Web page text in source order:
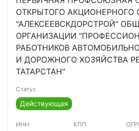
ОТКРЫТОГО АКЦИОНЕРНОГО
"АЛЕКСЕЕВСКДОРСТРОЙ"
ОРГАНИЗАЦИИ
РАБОТНИКОВ
И ДОРОЖНОГО ХОЗЯЙСТВА
ТАТАРСТАН"
Статус
Действующая
ИНН КПП